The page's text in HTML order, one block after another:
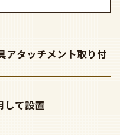
アタッチメント取り付
して設置